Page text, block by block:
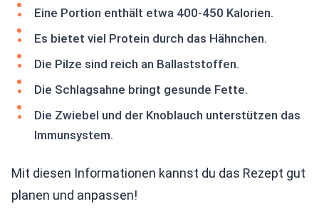
Eine Portion enthält etwa 400-450 Kalorien.
Es bietet viel Protein durch das Hähnchen.
Die Pilze sind reich an Ballaststoffen.
Die Schlagsahne bringt gesunde Fette.
Die Zwiebel und der Knoblauch unterstützen das
Immunsystem.
Mit diesen Informationen kannst du das Rezept gut
planen und anpassen!